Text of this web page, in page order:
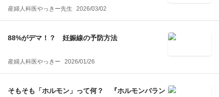
産婦人科医やっきー先生 2026/03/02
88%がデマ！？ 妊娠線の予防方法
産婦人科医やっきー 2026/01/26
そもそも「ホルモン」って何？ 『ホルモンバラン